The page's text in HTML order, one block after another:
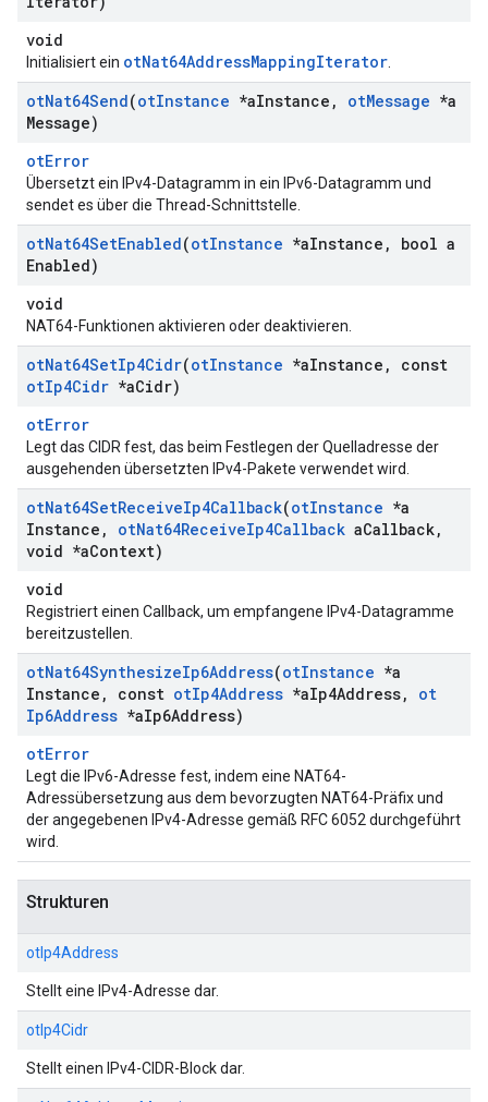
void
Initialisiert ein otNat64AddressMappingIterator
otNat64Send(otInstance *aInstance , otMessage *a
Message)
otError
Übersetzt ein IPv4-Datagramm in ein IPv6-Datagramm und
sendet es über die Thread-Schnittstelle.
otNat64SetEnabled(otInstance *aInstance ,
bool a
Enabled)
void
NAT64-Funktionen aktivieren oder deaktivieren.
otNat64SetIp4Cidr(otInstance *aInstance ,
const
otIp4Cidr *aCidr)
otError
Legt das CIDR fest, das beim Festlegen der Quelladresse der
ausgehenden übersetzten IPv4-Pakete verwendet wird.
otNat64SetReceiveIp4Callback(otInstance *a
Instance , otNat64ReceiveIp4Callback aCallback,
void *aContext)
void
Registriert einen Callback, um empfangene IPv4-Datagramme
bereitzustellen.
otNat64SynthesizeIp6Address(otInstance *a
Instance , const otIp4Address *aIp4Address,
ot
Ip6Address *aIp6Address)
otError
Legt die IPv6-Adresse fest, indem eine NAT64-
Adressübersetzung aus dem bevorzugten NAT64-Präfix und
der angegebenen IPv4-Adresse gemäß RFC 6052 durchgeführt
wird.
Strukturen
otIp4Address
Stellt eine IPv4-Adresse dar.
otIp4Cidr
Stellt einen IPv4-CIDR-Block dar.